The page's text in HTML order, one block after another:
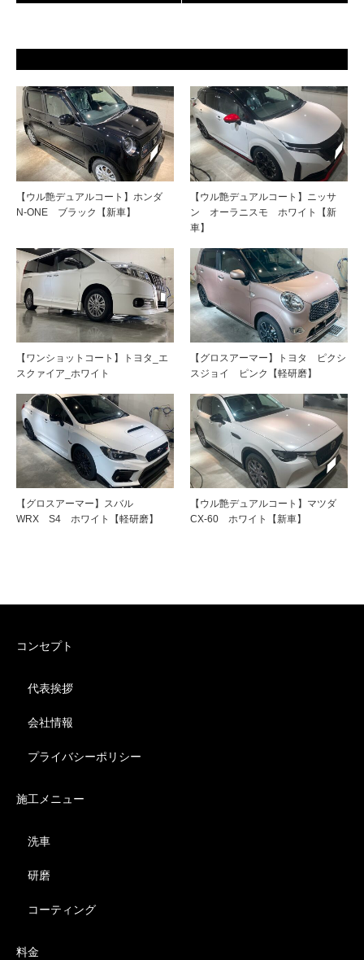
【ウル艶デュアルコート】ホンダ
N-ONE ブラック【新車】
【ウル艶デュアルコート】ニッサ
ン オーラニスモ ホワイト【新
車】
【ワンショットコート】トヨタ_エ
スクァイア_ホワイト
【グロスアーマー】トヨタ ピクシ
スジョイ ピンク【軽研磨】
【グロスアーマー】スバル
WRX S4 ホワイト【軽研磨】
【ウル艶デュアルコート】マツダ
CX-60 ホワイト【新車】
コンセプト
代表挨拶
会社情報
プライバシーポリシー
施工メニュー
洗車
研磨
コーティング
料金